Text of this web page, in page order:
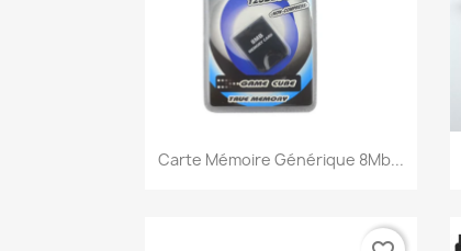
Aperçu rapide
Carte Mémoire Générique 8Mb...